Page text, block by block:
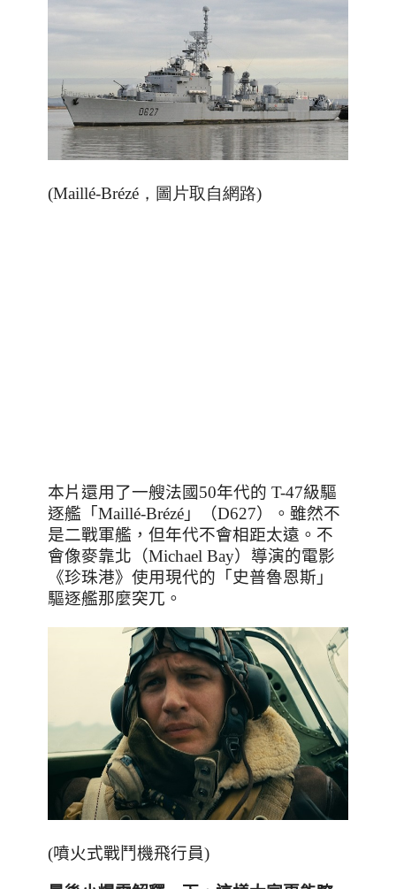
(Maillé-Brézé，圖片取自網路)
本片還用了一艘法國50年代的 T-47級驅
逐艦「Maillé-Brézé 」（D627）。雖然不
是二戰軍艦，但年代不會相距太遠。不
會像麥靠北（Michael Bay）導演的電影
《珍珠港》使用現代的「史普魯恩斯」
驅逐艦那麼突兀。
(噴火式戰鬥機飛行員)